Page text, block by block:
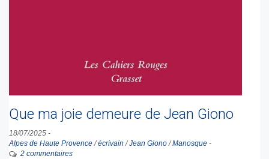
Que ma joie demeure de Jean Giono
18/07/2025 -
Alpes de Haute Provence/écrivain /Jean Giono/Manosque -
2 commentaires